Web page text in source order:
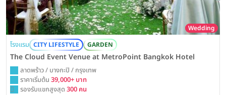
Wedding
โรงแรม CITY LIFESTYLE GARDEN
The Cloud Event Venue at MetroPoint Bangkok Hotel
ลาดพร้าว / บางกะปิ / กรุงเทพ
ราคาเริ่มต้น 39,000+ บาท
รองรับแขกสูงสุด 300 คน